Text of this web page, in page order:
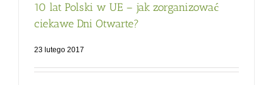
10 lat Polski w UE – jak zorganizować
ciekawe Dni Otwarte?
23 lutego 2017